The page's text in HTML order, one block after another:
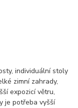
individuální stoly
zimní zahrady,
expozicí větru,
je potřeba vyšší